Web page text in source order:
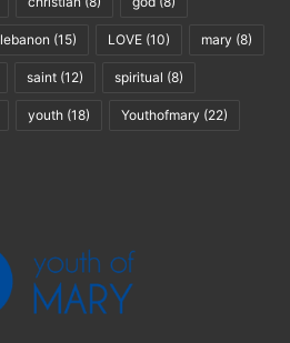
lebanon (15) LOVE (10) mary (8)
saint (12) spiritual (8)
youth (18) Youthofmary (22)